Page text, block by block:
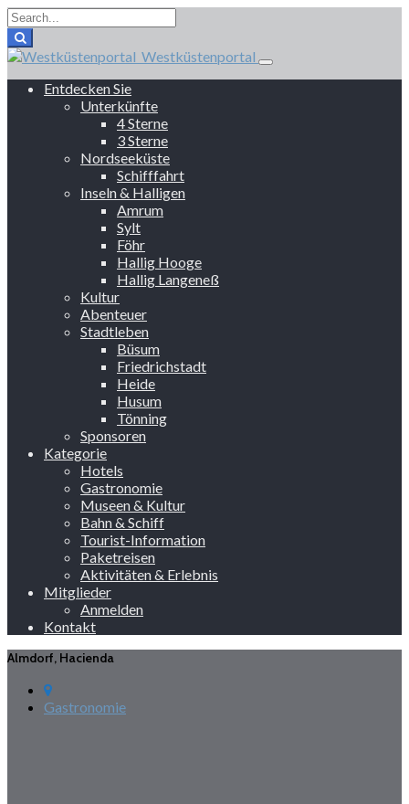
Westküstenportal
Entdecken Sie
Unterkünfte
4 Sterne
3 Sterne
Nordseeküste
Schifffahrt
Inseln & Halligen
Amrum
Sylt
Föhr
Hallig Hooge
Hallig Langeneß
Kultur
Abenteuer
Stadtleben
Büsum
Friedrichstadt
Heide
Husum
Tönning
Sponsoren
Kategorie
Hotels
Gastronomie
Museen & Kultur
Bahn & Schiff
Tourist-Information
Paketreisen
Aktivitäten & Erlebnis
Mitglieder
Anmelden
Kontakt
Almdorf, Hacienda
Gastronomie